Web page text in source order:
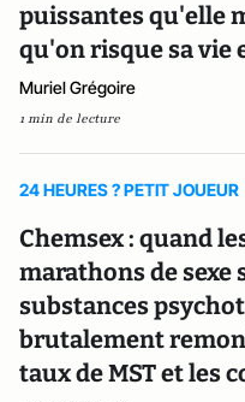
puissantes qu'elle
qu'on risque sa vie
Muriel Grégoire
1 min de lecture
24 HEURES ? PETIT JOUEUR
Chemsex : quand
marathons de sexe
substances
brutalement
taux de MST et les